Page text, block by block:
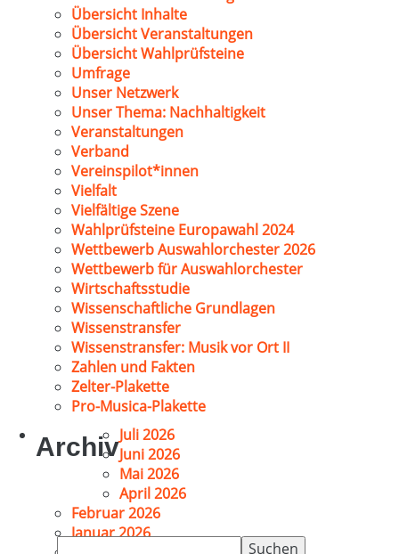
Übersicht Inhalte
Übersicht Veranstaltungen
Übersicht Wahlprüfsteine
Umfrage
Unser Netzwerk
Unser Thema: Nachhaltigkeit
Veranstaltungen
Verband
Vereinspilot*innen
Vielfalt
Vielfältige Szene
Wahlprüfsteine Europawahl 2024
Wettbewerb Auswahlorchester 2026
Wettbewerb für Auswahlorchester
Wirtschaftsstudie
Wissenschaftliche Grundlagen
Wissenstransfer
Wissenstransfer: Musik vor Ort II
Zahlen und Fakten
Zelter-Plakette
Pro-Musica-Plakette
ArchivJuli 2026
Juni 2026
Mai 2026
April 2026
Februar 2026
Januar 2026